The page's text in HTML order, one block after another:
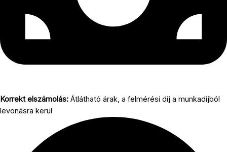
Korrekt elszámolás: Átlátható árak, a felmérési díj a munkadíjból
levonásra kerül